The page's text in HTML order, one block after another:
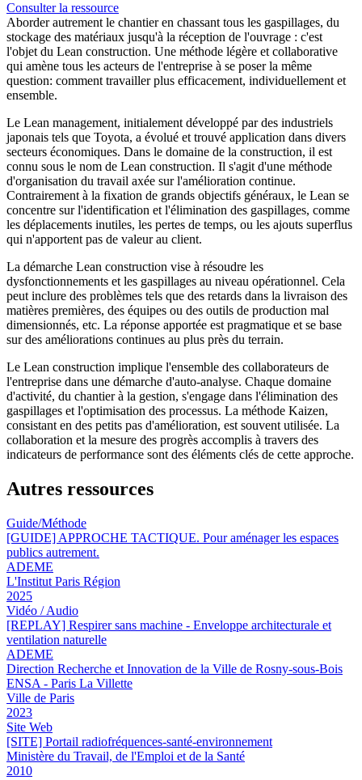
Consulter la ressource
Aborder autrement le chantier en chassant tous les gaspillages, du
stockage des matériaux jusqu'à la réception de l'ouvrage : c'est
l'objet du Lean construction. Une méthode légère et collaborative
qui amène tous les acteurs de l'entreprise à se poser la même
question: comment travailler plus efficacement, individuellement et
ensemble.
Le Lean management, initialement développé par des industriels
japonais tels que Toyota, a évolué et trouvé application dans divers
secteurs économiques. Dans le domaine de la construction, il est
connu sous le nom de Lean construction. Il s'agit d'une méthode
d'organisation du travail axée sur l'amélioration continue.
Contrairement à la fixation de grands objectifs généraux, le Lean se
concentre sur l'identification et l'élimination des gaspillages, comme
les déplacements inutiles, les pertes de temps, ou les ajouts superflus
qui n'apportent pas de valeur au client.
La démarche Lean construction vise à résoudre les
dysfonctionnements et les gaspillages au niveau opérationnel. Cela
peut inclure des problèmes tels que des retards dans la livraison des
matières premières, des équipes ou des outils de production mal
dimensionnés, etc. La réponse apportée est pragmatique et se base
sur des améliorations continues au plus près du terrain.
Le Lean construction implique l'ensemble des collaborateurs de
l'entreprise dans une démarche d'auto-analyse. Chaque domaine
d'activité, du chantier à la gestion, s'engage dans l'élimination des
gaspillages et l'optimisation des processus. La méthode Kaizen,
consistant en des petits pas d'amélioration, est souvent utilisée. La
collaboration et la mesure des progrès accomplis à travers des
indicateurs de performance sont des éléments clés de cette approche.
Autres ressources
Guide/Méthode
[GUIDE] APPROCHE TACTIQUE. Pour aménager les espaces
publics autrement.
ADEME
L'Institut Paris Région
2025
Vidéo / Audio
[REPLAY] Respirer sans machine - Enveloppe architecturale et
ventilation naturelle
ADEME
Direction Recherche et Innovation de la Ville de Rosny-sous-Bois
ENSA - Paris La Villette
Ville de Paris
2023
Site Web
[SITE] Portail radiofréquences-santé-environnement
Ministère du Travail, de l'Emploi et de la Santé
2010